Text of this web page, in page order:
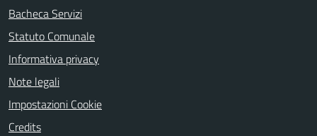
Bacheca Servizi
Statuto Comunale
Informativa privacy
Note legali
Impostazioni Cookie
Credits